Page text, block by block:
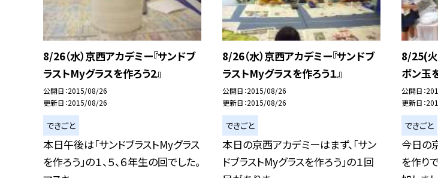
8/26（水）京西アカデミー『サンドブ
ラストMyグラスを作ろう2』
公開日 2015/08/26
更新日 2015/08/26
できごと
本日午後は「サンドブラストMyグラス
を作ろう」の１、５、６年生の回でした。
8/26（水）京西アカデミー『サンドブ
ラストMyグラスを作ろう１』
公開日 2015/08/26
更新日 2015/08/26
できごと
本日の京西アカデミーはまず、「サン
ドブラストMyグラスを作ろう」の１回
8/25(
ボン玉
公開日
更新日
できごと
今日の
を作り